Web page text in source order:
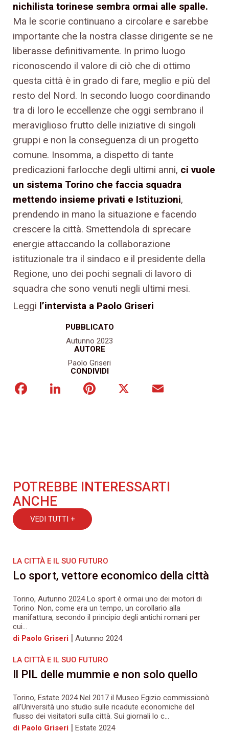
PUBBLICATO
Autunno 2023
AUTORE
Paolo Griseri
CONDIVIDI
FacebookLinkedInPinterest
nichilista torinese sembra ormai alle spalle.
Ma le scorie continuano a circolare e sarebbe
importante che la nostra classe dirigente se ne
liberasse definitivamente. In primo luogo
riconoscendo il valore di ciò che di ottimo
questa città è in grado di fare, meglio e più del
resto del Nord. In secondo luogo coordinando
tra di loro le eccellenze che oggi sembrano il
meraviglioso frutto delle iniziative di singoli
gruppi e non la conseguenza di un progetto
comune. Insomma, a dispetto di tante
predicazioni farlocche degli ultimi anni, ci vuole
un sistema Torino che faccia squadra
mettendo insieme privati e Istituzioni,
prendendo in mano la situazione e facendo
crescere la città. Smettendola di sprecare
energie attaccando la collaborazione
istituzionale tra il sindaco e il presidente della
Regione, uno dei pochi segnali di lavoro di
squadra che sono venuti negli ultimi mesi.
Leggi l’intervista a Paolo Griseri
POTREBBE INTERESSARTI
ANCHE
VEDI TUTTI +
LA CITTÀ E IL SUO FUTURO
Lo sport, vettore economico della città
Torino, Autunno 2024 Lo sport è ormai uno dei motori di
Torino. Non, come era un tempo, un corollario alla
manifattura, secondo il principio degli antichi romani per
cui...
di Paolo Griseri | Autunno 2024
LA CITTÀ E IL SUO FUTURO
Il PIL delle mummie e non solo quello
Torino, Estate 2024 Nel 2017 il Museo Egizio commissionò
all’Università uno studio sulle ricadute economiche del
flusso dei visitatori sulla città. Sui giornali lo c...
di Paolo Griseri | Estate 2024